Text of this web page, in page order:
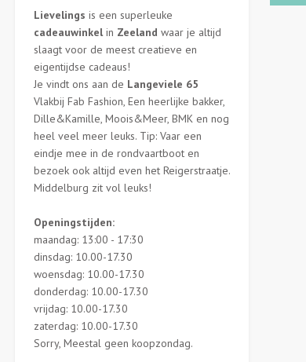
Lievelings is een superleuke
cadeauwinkelin Zeeland waar je altijd
slaagt voor de meest creatieve en
eigentijdse cadeaus!
Je vindt ons aan de Langeviele 65
Vlakbij Fab Fashion, Een heerlijke bakker,
Dille&Kamille, Moois&Meer, BMK en nog
heel veel meer leuks. Tip: Vaar een
eindje mee in de rondvaartboot en
bezoek ook altijd even het Reigerstraatje.
Middelburg zit vol leuks!
Openingstijden:
maandag: 13:00 - 17:30
dinsdag: 10.00-17.30
woensdag: 10.00-17.30
donderdag: 10.00-17.30
vrijdag: 10.00-17.30
zaterdag: 10.00-17.30
Sorry, Meestal geen koopzondag.